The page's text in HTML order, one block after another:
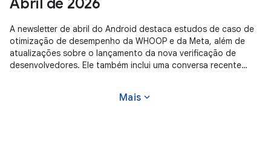
Abril de 2026
A newsletter de abril do Android destaca estudos de caso de
otimização de desempenho da WHOOP e da Meta, além de
atualizações sobre o lançamento da nova verificação de
desenvolvedores. Ele também inclui uma conversa recente
Mais expand_more